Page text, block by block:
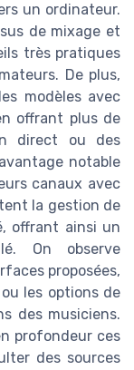
un ordinateur.
de mixage et
très pratiques
De plus,
modèles avec
offrant plus de
direct ou des
notable
canaux avec
la gestion de
offrant ainsi un
On observe
proposées,
les options de
des musiciens.
profondeur ces
des sources